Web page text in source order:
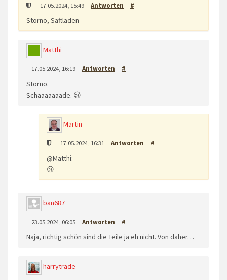
17.05.2024, 15:49 Antworten #
Storno, Saftladen
Matthi
17.05.2024, 16:19 Antworten #
Storno.
Schaaaaaaade. 😢
Martin
17.05.2024, 16:31 Antworten #
@Matthi:
😢
ban687
23.05.2024, 06:05 Antworten #
Naja, richtig schön sind die Teile ja eh nicht. Von daher…
harrytrade